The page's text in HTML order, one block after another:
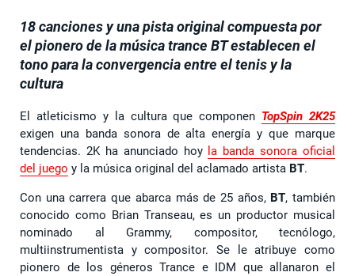
18 canciones y una pista original compuesta por
el pionero de la música trance BT establecen el
tono para la convergencia entre el tenis y la
cultura
El atleticismo y la cultura que componen TopSpin 2K25
exigen una banda sonora de alta energía y que marque
tendencias. 2K ha anunciado hoy la banda sonora oficial
del juego y la música original del aclamado artista BT.
Con una carrera que abarca más de 25 años, BT, también
conocido como Brian Transeau, es un productor musical
nominado al Grammy, compositor, tecnólogo,
multiinstrumentista y compositor. Se le atribuye como
pionero de los géneros Trance e IDM que allanaron el